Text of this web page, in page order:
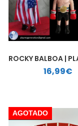
16,99€
AGOTADO